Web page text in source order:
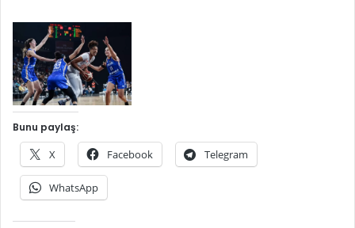
Bunu paylaş:
X Facebook Telegram
WhatsApp